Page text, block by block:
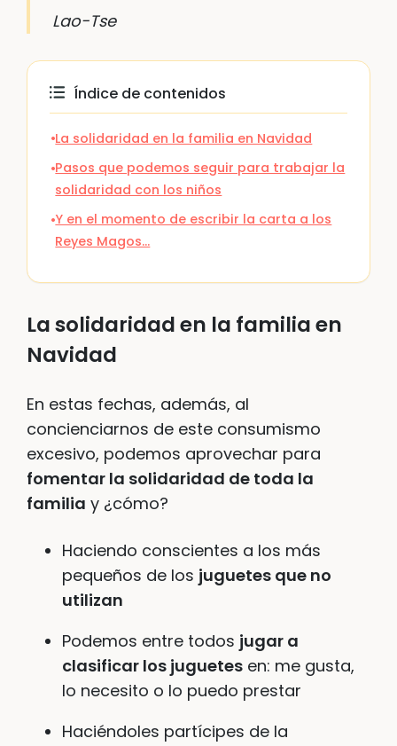
Lao-Tse
Índice de contenidos
La solidaridad en la familia en Navidad
Pasos que podemos seguir para trabajar la
solidaridad con los niños
Y en el momento de escribir la carta a los
Reyes Magos…
La solidaridad en la familia en
Navidad
En estas fechas, además, al
concienciarnos de este consumismo
excesivo, podemos aprovechar para
fomentar la solidaridad de toda la
familia y ¿cómo?
Haciendo conscientes a los más
pequeños de los juguetes que no
utilizan
Podemos entre todos jugar a
clasificar los juguetes en: me gusta,
lo necesito o lo puedo prestar
Haciéndoles partícipes de la